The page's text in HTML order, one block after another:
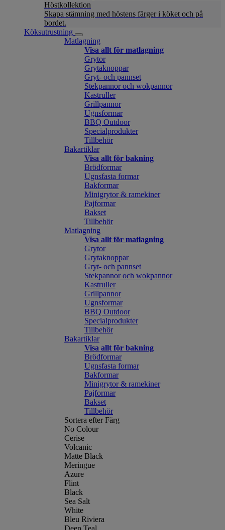
Höstkollektion
Skapa stämning med höstens färger i köket och på
bordet.
Köksutrustning
Matlagning
Visa allt för matlagning
Grytor
Grytaknoppar
Gryt- och pannset
Stekpannor och wokpannor
Kastruller
Grillpannor
Ugnsformar
BBQ Outdoor
Specialprodukter
Tillbehör
Bakartiklar
Visa allt för bakning
Brödformar
Ugnsfasta formar
Bakformar
Minigrytor & ramekiner
Pajformar
Bakset
Tillbehör
Matlagning
Visa allt för matlagning
Grytor
Grytaknoppar
Gryt- och pannset
Stekpannor och wokpannor
Kastruller
Grillpannor
Ugnsformar
BBQ Outdoor
Specialprodukter
Tillbehör
Bakartiklar
Visa allt för bakning
Brödformar
Ugnsfasta formar
Bakformar
Minigrytor & ramekiner
Pajformar
Bakset
Tillbehör
Sortera efter Färg
No Colour
Cerise
Volcanic
Matte Black
Meringue
Azure
Flint
Black
Sea Salt
White
Bleu Riviera
Deep Teal